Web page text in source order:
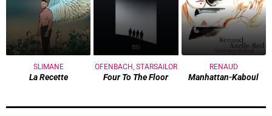
SLIMANE
La Recette
OFENBACH, STARSAILOR
Four To The Floor
RENAUD
Manhattan-Kaboul